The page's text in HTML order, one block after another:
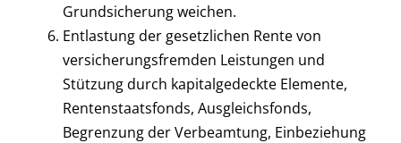
Grundsicherung weichen.
Entlastung der gesetzlichen Rente von
versicherungsfremden Leistungen und
Stützung durch kapitalgedeckte Elemente,
Rentenstaatsfonds, Ausgleichsfonds,
Begrenzung der Verbeamtung, Einbeziehung